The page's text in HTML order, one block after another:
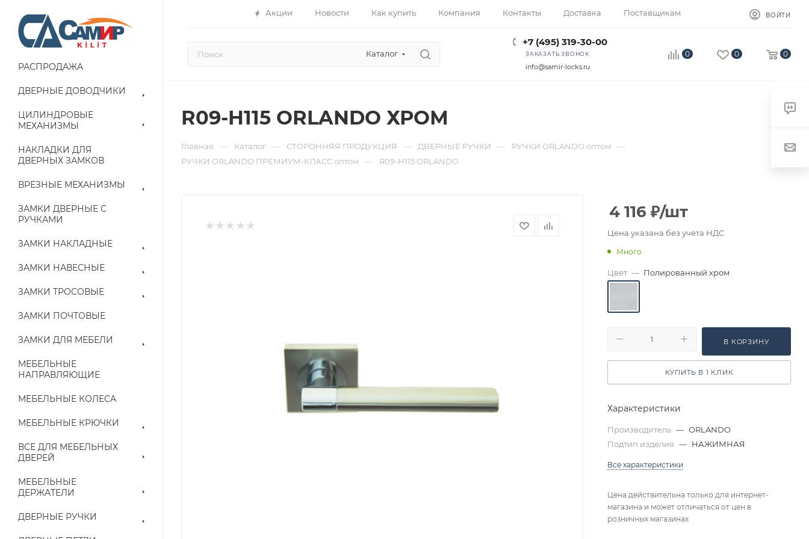
Акции Новости Как купить Компания Контакты Доставка Поставщикам ВОЙТИ
Каталог
+7 (495) 319-30-00
ЗАКАЗАТЬ ЗВОНОК
info@samir-locks.ru
0 0 0
РАСПРОДАЖА
ДВЕРНЫЕ ДОВОДЧИКИ
ЦИЛИНДРОВЫЕ
МЕХАНИЗМЫ
НАКЛАДКИ ДЛЯ
ДВЕРНЫХ ЗАМКОВ
ВРЕЗНЫЕ МЕХАНИЗМЫ
ЗАМКИ ДВЕРНЫЕ С
РУЧКАМИ
ЗАМКИ НАКЛАДНЫЕ
ЗАМКИ НАВЕСНЫЕ
ЗАМКИ ТРОСОВЫЕ
ЗАМКИ ПОЧТОВЫЕ
ЗАМКИ ДЛЯ МЕБЕЛИ
МЕБЕЛЬНЫЕ
НАПРАВЛЯЮЩИЕ
МЕБЕЛЬНЫЕ КОЛЕСА
МЕБЕЛЬНЫЕ КРЮЧКИ
ВСЕ ДЛЯ МЕБЕЛЬНЫХ
ДВЕРЕЙ
МЕБЕЛЬНЫЕ
ДЕРЖАТЕЛИ
ДВЕРНЫЕ РУЧКИ
R09-H115 ORLANDO ХРОМ
Главная — Каталог — СТОРОННЯЯ ПРОДУКЦИЯ — ДВЕРНЫЕ РУЧКИ — РУЧКИ ORLANDO оптом —
РУЧКИ ORLANDO ПРЕМИУМ-КЛАСС оптом — R09-H115 ORLANDO
4 116 ₽/шт
Цена указана без учета НДС
Много
Цвет — Полированный хром
В КОРЗИНУ
КУПИТЬ В 1 КЛИК
Характеристики
Производитель — ORLANDO
Подтип изделия — НАЖИМНАЯ
Все характеристики
Цена действительна только для интернет-
магазина и может отличаться от цен в
розничных магазинах